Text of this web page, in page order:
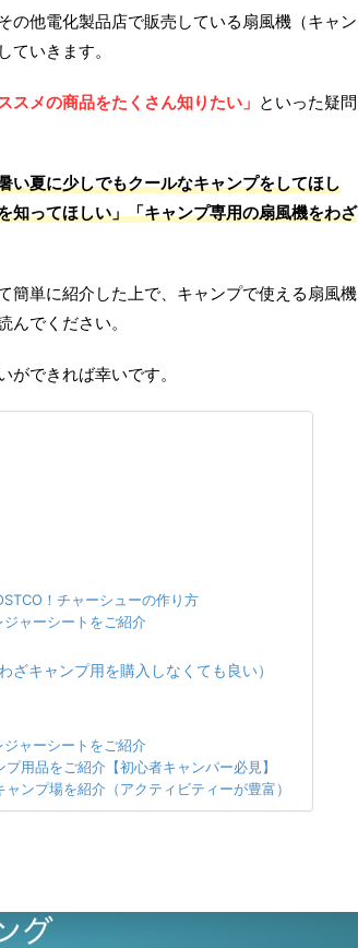
の他電化製品店で販売している扇風機（キャン
いきます。
スメの商品をたくさん知りたい」 といった疑問
い夏に少しでもクールなキャンプをしてほし
知ってほしい」「キャンプ専用の扇風機をわざ
簡単に紹介した上で、キャンプで使える扇風機
でください。
できれば幸いです。
！チャーシューの作り方
ジャーシートをご紹介
ざキャンプ用を購入しなくても良い）
ジャーシートをご紹介
用品をご紹介【初心者キャンパー必見】
ャンプ場を紹介（アクティビティーが豊富）